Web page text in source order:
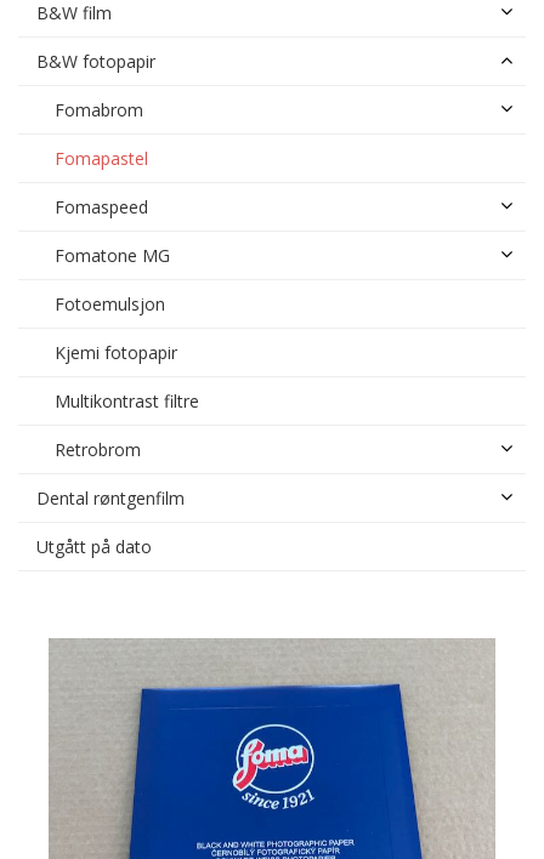
B&W film
B&W fotopapir
Fomabrom
Fomapastel
Fomaspeed
Fomatone MG
Fotoemulsjon
Kjemi fotopapir
Multikontrast filtre
Retrobrom
Dental røntgenfilm
Utgått på dato